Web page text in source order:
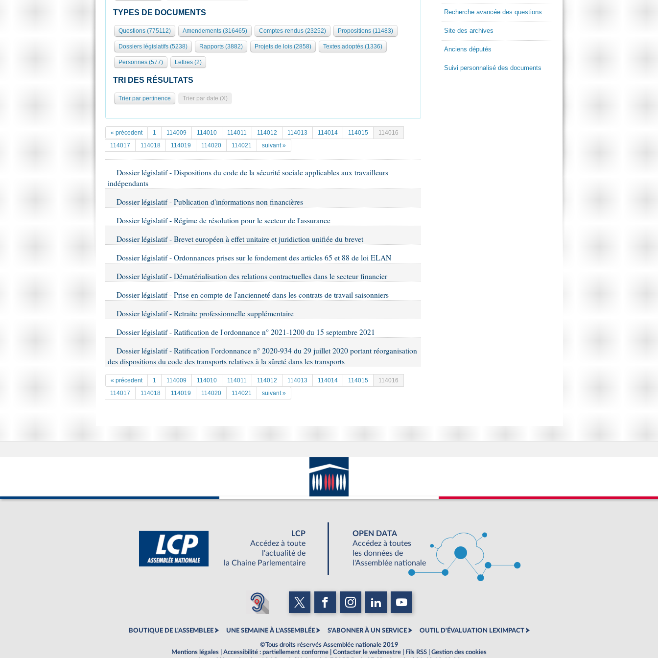
TYPES DE DOCUMENTS
Questions (775112) Amendements (316465) Comptes-rendus (23252) Propositions (11483)
Dossiers législatifs (5238) Rapports (3882) Projets de lois (2858) Textes adoptés (1336)
Personnes (577) Lettres (2)
TRI DES RÉSULTATS
Trier par pertinence Trier par date (X)
« précedent 1 114009 114010 114011 114012 114013 114014 114015
114016
114017
114018 114019 114020 114021 suivant »
Dossier législatif - Dispositions du code de la sécurité sociale applicables aux travailleurs
indépendants
Dossier législatif - Publication d'informations non financières
Dossier législatif - Régime de résolution pour le secteur de l'assurance
Dossier législatif - Brevet européen à effet unitaire et juridiction unifiée du brevet
Dossier législatif - Ordonnances prises sur le fondement des articles 65 et 88 de loi ELAN
Dossier législatif - Dématérialisation des relations contractuelles dans le secteur financier
Dossier législatif - Prise en compte de l'ancienneté dans les contrats de travail saisonniers
Dossier législatif - Retraite professionnelle supplémentaire
Dossier législatif - Ratification de l'ordonnance n° 2021-1200 du 15 septembre 2021
Dossier législatif - Ratification l’ordonnance n° 2020-934 du 29 juillet 2020 portant réorganisation
des dispositions du code des transports relatives à la sûreté dans les transports
« précedent 1 114009 114010 114011 114012 114013 114014 114015
114016
114017
114018 114019 114020 114021 suivant »
Recherche avancée des questions
Site des archives
Anciens députés
Suivi personnalisé des documents
LCP
Accédez à toute
l'actualité de
la Chaine Parlementaire
OPEN DATA
Accédez à toutes
les données de
l'Assemblée nationale
BOUTIQUE DE L'ASSEMBLEE UNE SEMAINE À L'ASSEMBLÉE S'ABONNER À UN SERVICE OUTIL D'ÉVALUATION LEXIMPACT
©Tous droits réservés Assemblée nationale 2019
Mentions légales
Accessibilité : partiellement conforme Contacter le webmestre Fils RSS
Gestion des cookies